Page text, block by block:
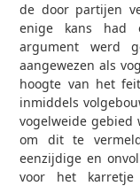
de door partijen
enige kans had
argument werd
aangewezen als
hoogte van het
inmiddels
vogelweide gebied
om dit te
eenzijdige en
voor het